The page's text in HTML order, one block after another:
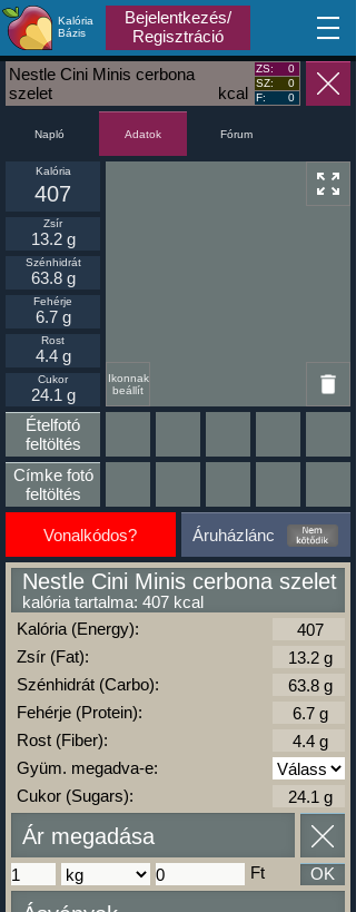
Kalória
Bázis
Bejelentkezés/
Regisztráció
MA
kcal
Nestle Cini Minis cerbona
szelet
ZS:
0
SZ:
0
F:
0
Napló Adatok Fórum
Ikonnak
beállít
Kalória
407
Zsír
13.2 g
Szénhidrát
63.8 g
Fehérje
6.7 g
Rost
4.4 g
Cukor
24.1 g
Ételfotó
feltöltés
Címke fotó
feltöltés
Vonalkódos? Áruházlánc
Nestle Cini Minis cerbona szelet
kalória tartalma: 407 kcal
Kalória (Energy):
Zsír (Fat):
Szénhidrát (Carbo):
Fehérje (Protein):
Rost (Fiber):
Gyüm. megadva-e:
Cukor (Sugars):
Ár megadása
Ft OK